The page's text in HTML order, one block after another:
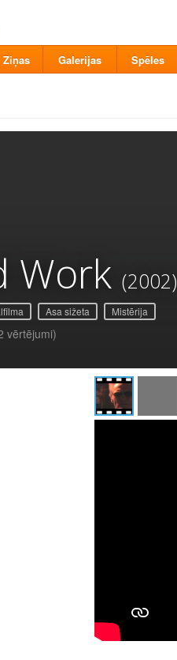
Ziņas Galerijas Spēles
Work (2002)
Asa sižeta Mistērija
vērtējumi)